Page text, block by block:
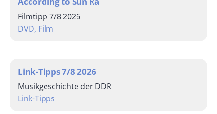
Filmtipp 7/8 2026
DVD, Film
Link-Tipps 7/8 2026
Musikgeschichte der DDR
Link-Tipps